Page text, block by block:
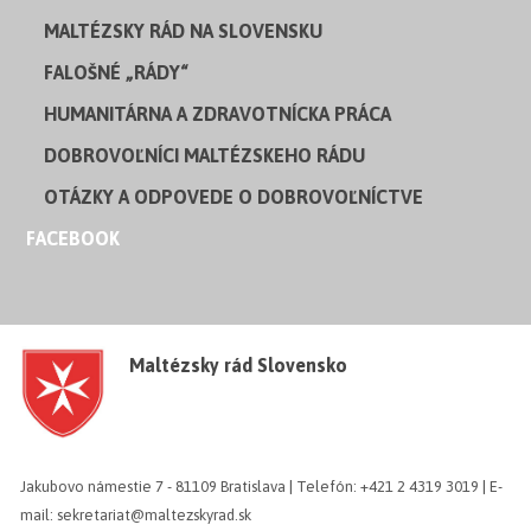
MALTÉZSKY RÁD NA SLOVENSKU
FALOŠNÉ „RÁDY“
HUMANITÁRNA A ZDRAVOTNÍCKA PRÁCA
DOBROVOĽNÍCI MALTÉZSKEHO RÁDU
OTÁZKY A ODPOVEDE O DOBROVOĽNÍCTVE
FACEBOOK
Maltézsky rád Slovensko
Jakubovo námestie 7 - 81109 Bratislava | Telefón: +421 2 4319 3019 | E-
mail: sekretariat@maltezskyrad.sk